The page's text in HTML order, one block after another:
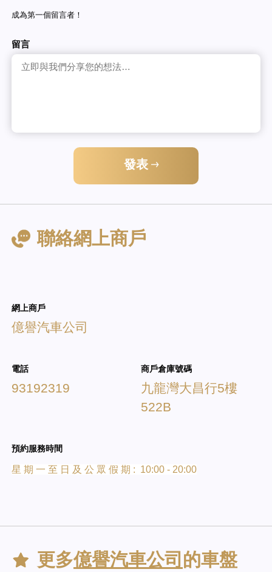
成為第一個留言者！
留言
發表
聯絡網上商戶
網上商戶
億譽汽車公司
電話
93192319
商戶倉庫號碼
九龍灣大昌行5樓
522B
預約服務時間
星 期 一 至 日 及 公 眾 假 期 : 10:00 - 20:00
更多億譽汽車公司 的車盤